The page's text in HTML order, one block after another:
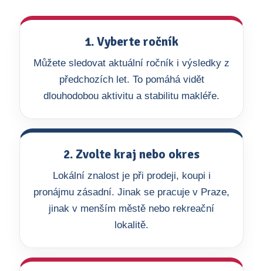
1. Vyberte ročník
Můžete sledovat aktuální ročník i výsledky z
předchozích let. To pomáhá vidět
dlouhodobou aktivitu a stabilitu makléře.
2. Zvolte kraj nebo okres
Lokální znalost je při prodeji, koupi i
pronájmu zásadní. Jinak se pracuje v Praze,
jinak v menším městě nebo rekreační
lokalitě.